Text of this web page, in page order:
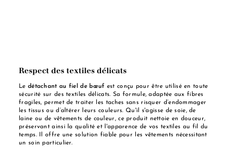
Respect des textiles délicats
Le détachant au fiel de bœuf est conçu pour être utilisé en toute
sécurité sur des textiles délicats. Sa formule, adaptée aux fibres
fragiles, permet de traiter les taches sans risquer d’endommager
les tissus ou d’altérer leurs couleurs. Qu'il s'agisse de soie, de
laine ou de vêtements de couleur, ce produit nettoie en douceur,
préservant ainsi la qualité et l'apparence de vos textiles au fil du
temps. Il offre une solution fiable pour les vêtements nécessitant
un soin particulier.